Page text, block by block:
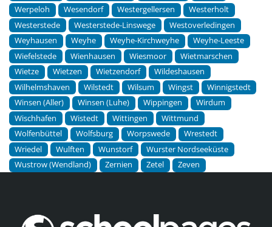
Werpeloh
Wesendorf Westergellersen
Westerholt
Westerstede
Westerstede-Linswege
Westoverledingen
Weyhausen
Weyhe Weyhe-Kirchweyhe
Weyhe-Leeste
Wiefelstede
Wienhausen Wiesmoor
Wietmarschen
Wietze
Wietzen Wietzendorf
Wildeshausen
Wilhelmshaven
Wilstedt Wilsum Wingst
Winnigstedt
Winsen (Aller)
Winsen (Luhe) Wippingen
Wirdum
Wischhafen
Wistedt Wittingen
Wittmund
Wolfenbüttel
Wolfsburg Worpswede
Wrestedt
Wriedel
Wulften Wunstorf
Wurster Nordseeküste
Wustrow (Wendland)
Zernien Zetel Zeven